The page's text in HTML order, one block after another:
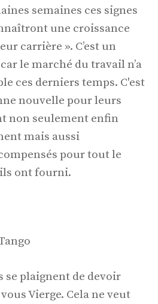
semaines ces signes
une croissance
carrière ». C’est un
le marché du travail n’a
ces derniers temps. C'est
nouvelle pour leurs
non seulement enfin
mais aussi
pour tout le
ont fourni.
se plaignent de devoir
Vierge. Cela ne veut